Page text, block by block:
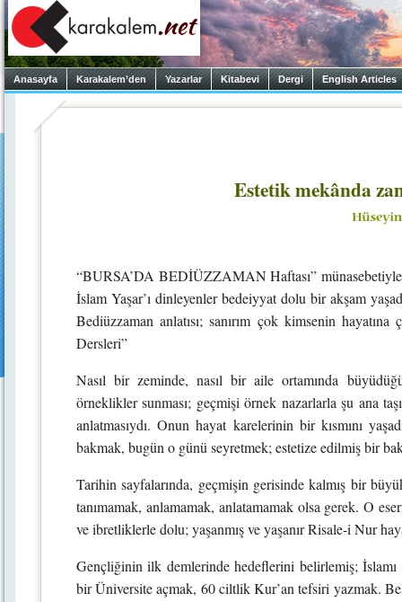
Anasayfa Karakalem’den Yazarlar Kitabevi Dergi English Articles
Estetik mekânda
“BURSA’DA BEDİÜZZAMAN Haftası”
İslam Yaşar’ı dinleyenler bedeiyyat dolu bir akşam
Bediüzzaman anlatısı; sanırım çok kimsenin
Dersleri”
Nasıl bir zeminde, nasıl bir aile ortamında
örneklikler sunması; geçmişi örnek nazarlarla şu ana
anlatmasıydı. Onun hayat karelerinin bir kısmını
bakmak, bugün o günü seyretmek; estetize edilmiş bir
Tarihin sayfalarında, geçmişin gerisinde kalmış bir
tanımamak, anlamamak, anlatamamak olsa gerek. O
ve ibretliklerle dolu; yaşanmış ve yaşanır Risale-i Nur
Gençliğinin ilk demlerinde hedeflerini belirlemiş;
bir Üniversite açmak, 60 ciltlik Kur’an tefsiri yazmak.